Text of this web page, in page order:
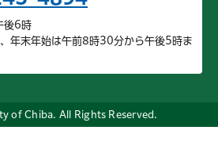
後6時
年末年始は午前8時30分から午後5時ま
of Chiba. All Rights Reserved.